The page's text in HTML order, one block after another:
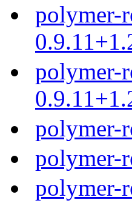
polymer-
polymer-
polymer-
polymer-
polymer-